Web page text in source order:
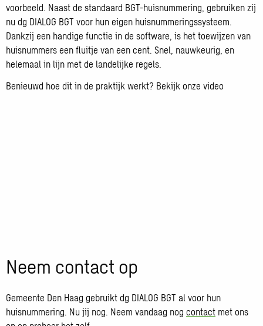
voorbeeld. Naast de standaard BGT-huisnummering, gebruiken zij
nu dg DIALOG BGT voor hun eigen huisnummeringssysteem.
Dankzij een handige functie in de software, is het toewijzen van
huisnummers een fluitje van een cent. Snel, nauwkeurig, en
helemaal in lijn met de landelijke regels.
Benieuwd hoe dit in de praktijk werkt? Bekijk onze video
Neem contact op
Gemeente Den Haag gebruikt dg DIALOG BGT al voor hun
huisnummering. Nu jij nog. Neem vandaag nog contact met ons